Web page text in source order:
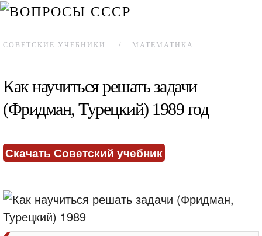
СОВЕТСКИЕ УЧЕБНИКИ МАТЕМАТИКА
Как научиться решать задачи
(Фридман, Турецкий) 1989 год
Скачать Советский учебник